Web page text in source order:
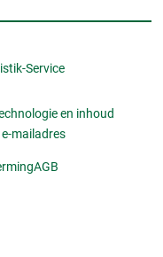
Service
en inhoud
mailadres
AGB